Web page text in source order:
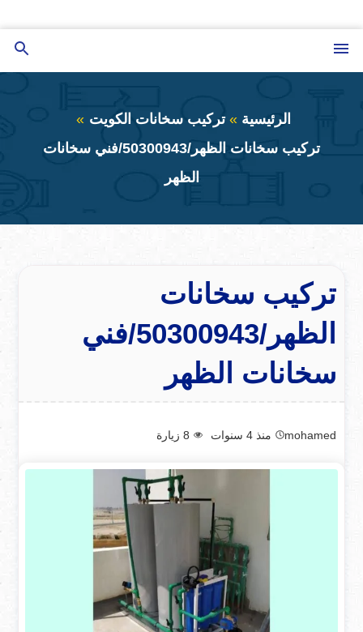
إلى
المحتوى
الرئيسية
تركيب سخانات الكويت
تركيب سخانات الظهر/50300943/فني سخانات
الظهر
تركيب سخانات
الظهر/50300943/فني
سخانات الظهر
mohamed منذ 4 سنوات 8 زيارة